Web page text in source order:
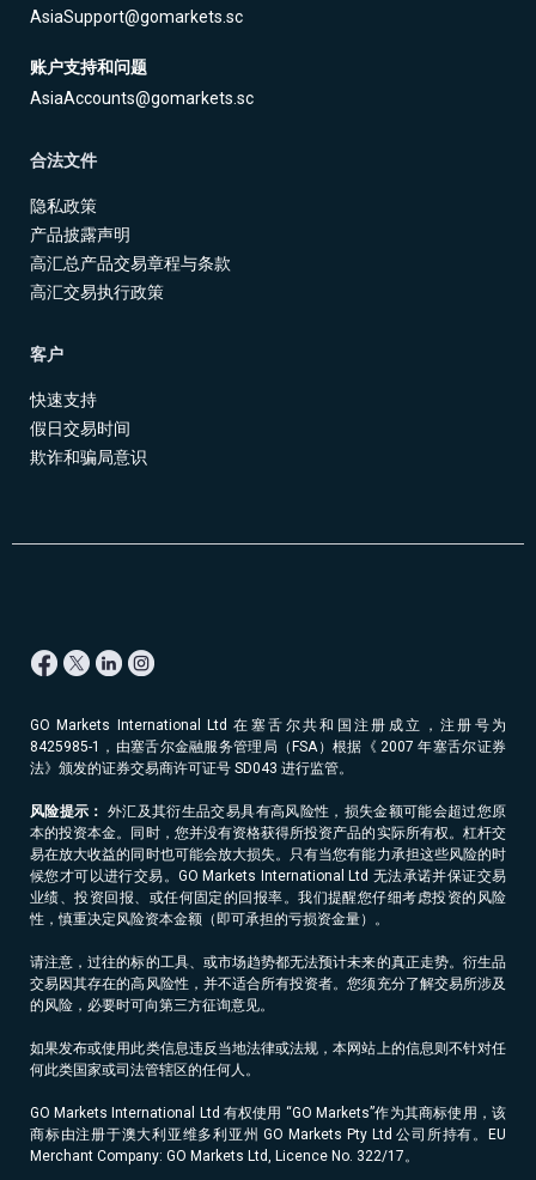
AsiaSupport@gomarkets.sc
账户支持和问题
AsiaAccounts@gomarkets.sc
合法文件
隐私政策
产品披露声明
高汇总产品交易章程与条款
高汇交易执行政策
客户
快速支持
假日交易时间
欺诈和骗局意识
GO Markets International Ltd 在塞舌尔共和国注册成立，注册号为
8425985-1，由塞舌尔金融服务管理局（FSA）根据《 2007 年塞舌尔证券
法》颁发的证券交易商许可证号 SD043 进行监管。
风险提示： 外汇及其衍生品交易具有高风险性，损失金额可能会超过您原
本的投资本金。同时，您并没有资格获得所投资产品的实际所有权。杠杆交
易在放大收益的同时也可能会放大损失。只有当您有能力承担这些风险的时
候您才可以进行交易。GO Markets International Ltd 无法承诺并保证交易
业绩、投资回报、或任何固定的回报率。我们提醒您仔细考虑投资的风险
性，慎重决定风险资本金额（即可承担的亏损资金量）。
请注意，过往的标的工具、或市场趋势都无法预计未来的真正走势。衍生品
交易因其存在的高风险性，并不适合所有投资者。您须充分了解交易所涉及
的风险，必要时可向第三方征询意见。
如果发布或使用此类信息违反当地法律或法规，本网站上的信息则不针对任
何此类国家或司法管辖区的任何人。
GO Markets International Ltd 有权使用 “GO Markets”作为其商标使用，该
商标由注册于澳大利亚维多利亚州 GO Markets Pty Ltd 公司所持有。EU
Merchant Company: GO Markets Ltd, Licence No. 322/17。